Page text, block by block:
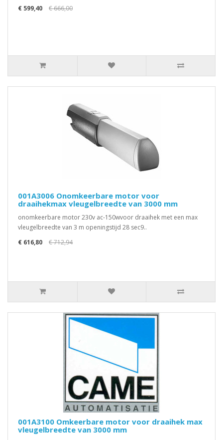
€ 599,40
€ 666,00
001A3006 Onomkeerbare motor voor
draaihekmax vleugelbreedte van 3000 mm
onomkeerbare motor 230v ac-150wvoor draaihek met een max
vleugelbreedte van 3 m openingstijd 28 sec9..
€ 616,80
€ 712,94
001A3100 Omkeerbare motor voor draaihek max
vleugelbreedte van 3000 mm